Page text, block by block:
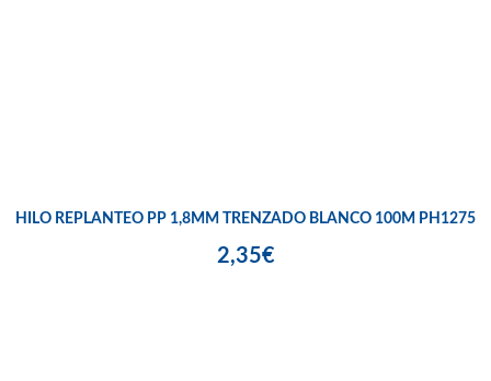
HILO REPLANTEO PP 1,8MM TRENZADO BLANCO 100M PH1275
2,35€